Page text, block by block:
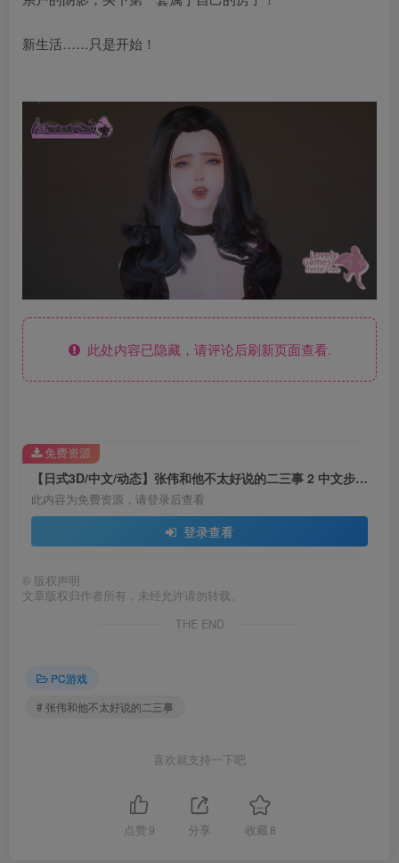
新生活……只是开始！
此处内容已隐藏，请评论后刷新页面查看.
【日式3D/中文/动态】张伟和他不太好说的二三事 2 中文步兵版【新作/4.8G】
此内容为免费资源，请登录后查看
登录查看
免费资源
© 版权声明
文章版权归作者所有，未经允许请勿转载。
THE END
PC游戏
# 张伟和他不太好说的二三事
喜欢就支持一下吧
点赞 9 分享 收藏 8